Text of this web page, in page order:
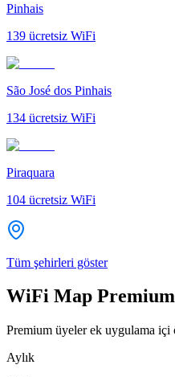
Pinhais
139 ücretsiz WiFi
São José dos Pinhais
134 ücretsiz WiFi
Piraquara
104 ücretsiz WiFi
Tüm şehirleri göster
WiFi Map Premium
Premium üyeler ek uygulama
Aylık